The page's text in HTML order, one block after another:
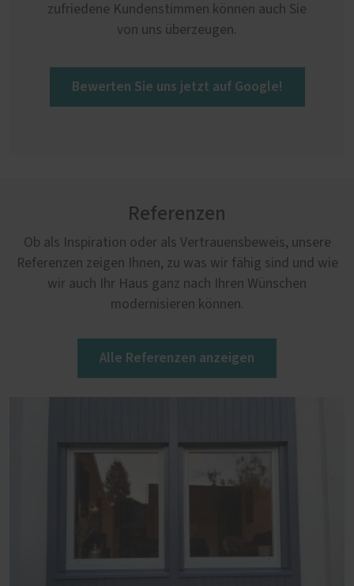
zufriedene Kundenstimmen können auch Sie
von uns überzeugen.
Bewerten Sie uns jetzt auf Google!
Referenzen
Ob als Inspiration oder als Vertrauensbeweis, unsere
Referenzen zeigen Ihnen, zu was wir fähig sind und wie
wir auch Ihr Haus ganz nach Ihren Wünschen
modernisieren können.
Alle Referenzen anzeigen